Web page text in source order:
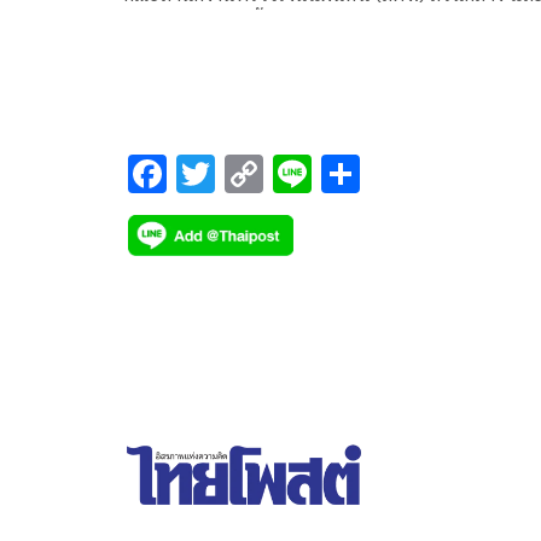
F
ac
e
T
wi
tt
C
o
p
Li